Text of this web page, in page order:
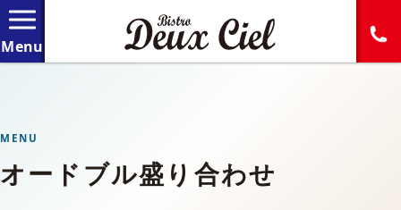
MENU
オードブル盛り合わせ